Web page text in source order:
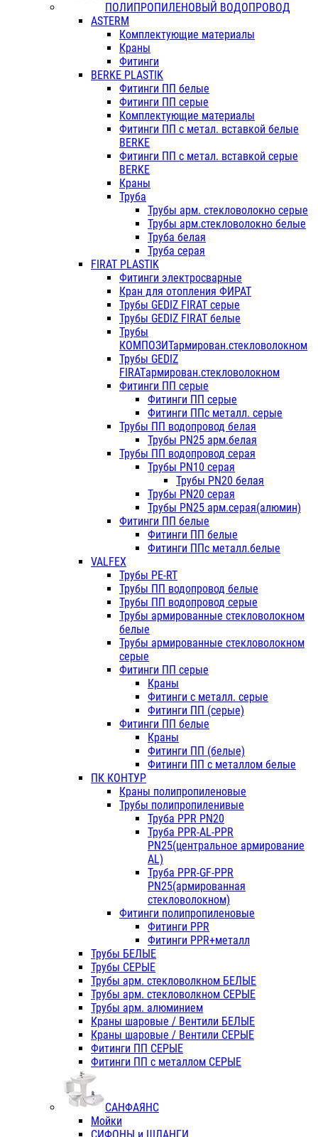
ПОЛИПРОПИЛЕНОВЫЙ ВОДОПРОВОД
ASTERM
Комплектующие материалы
Краны
Фитинги
BERKE PLASTIK
Фитинги ПП белые
Фитинги ПП серые
Комплектующие материалы
Фитинги ПП с метал. вставкой белые
BERKE
Фитинги ПП с метал. вставкой серые
BERKE
Краны
Труба
Трубы арм. стекловолокно серые
Трубы арм.стекловолокно белые
Труба белая
Труба серая
FIRAT PLASTIK
Фитинги электросварные
Кран для отопления ФИРАТ
Трубы GEDIZ FIRAT серые
Трубы GEDIZ FIRAT белые
Трубы
КОМПОЗИТармирован.стекловолокном
Трубы GEDIZ
FIRATармирован.стекловолокном
Фитинги ПП серые
Фитинги ПП серые
Фитинги ППс металл. серые
Трубы ПП водопровод белая
Трубы PN25 арм.белая
Трубы ПП водопровод серая
Трубы PN10 серая
Трубы PN20 белая
Трубы PN20 серая
Трубы PN25 арм.серая(алюмин)
Фитинги ПП белые
Фитинги ПП белые
Фитинги ППс металл.белые
VALFEX
Трубы PE-RT
Трубы ПП водопровод белые
Трубы ПП водопровод серые
Трубы армированные стекловолокном
белые
Трубы армированные стекловолокном
серые
Фитинги ПП серые
Краны
Фитинги с металл. серые
Фитинги ПП (серые)
Фитинги ПП белые
Краны
Фитинги ПП (белые)
Фитинги ПП с металлом белые
ПК КОНТУР
Краны полипропиленовые
Трубы полипропиленивые
Труба PPR PN20
Труба PPR-AL-PPR
PN25(центральное армирование
AL)
Труба PPR-GF-PPR
PN25(армированная
стекловолокном)
Фитинги полипропиленовые
Фитинги PPR
Фитинги PPR+металл
Трубы БЕЛЫЕ
Трубы СЕРЫЕ
Трубы арм. стекловолкном БЕЛЫЕ
Трубы арм. стекловолкном СЕРЫЕ
Трубы арм. алюминием
Краны шаровые / Вентили БЕЛЫЕ
Краны шаровые / Вентили СЕРЫЕ
Фитинги ПП СЕРЫЕ
Фитинги ПП с металлом СЕРЫЕ
САНФАЯНС
Мойки